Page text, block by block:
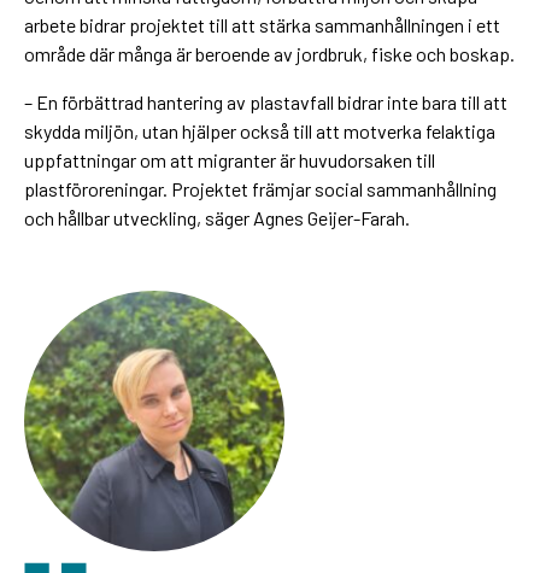
arbete bidrar projektet till att stärka sammanhållningen i ett
område där många är beroende av jordbruk, fiske och boskap.
– En förbättrad hantering av plastavfall bidrar inte bara till att
skydda miljön, utan hjälper också till att motverka felaktiga
uppfattningar om att migranter är huvudorsaken till
plastföroreningar. Projektet främjar social sammanhållning
och hållbar utveckling, säger Agnes Geijer-Farah.